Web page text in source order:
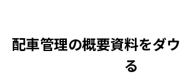
配車管理の概要資料をダ
る